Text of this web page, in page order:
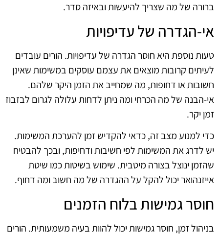
ברורה של מה שצריך להיעשות ובאיזה סדר.
אי-הגדרה של עדיפויות
טעות נוספת היא חוסר הגדרה של עדיפויות. הורים עובדים
לעיתים קרובות מוצאים את עצמם עוסקים במשימות שאינן
חשובות או דחופות, מה שמחייב את הזמן היקר שלהם.
אי-הבנה של מה הכרחי ומה ניתן לדחות עלולה לגרום לבזבוז
זמן יקר.
כדי למנוע מצב זה, כדאי להקדיש זמן להערכת המשימות.
יש לדרג את המשימות לפי חשיבות ודחיפות, ובכך להבטיח
שהזמן ינוצל בצורה מיטבית. שימוש בשיטות כמו שיטת
אייזנהואר יכול להקל על ההגדרה של מה חשוב ומה דחוף.
חוסר גמישות בלוח הזמנים
בניהול זמן, חוסר גמישות יכול להוות בעיה משמעותית. הורים